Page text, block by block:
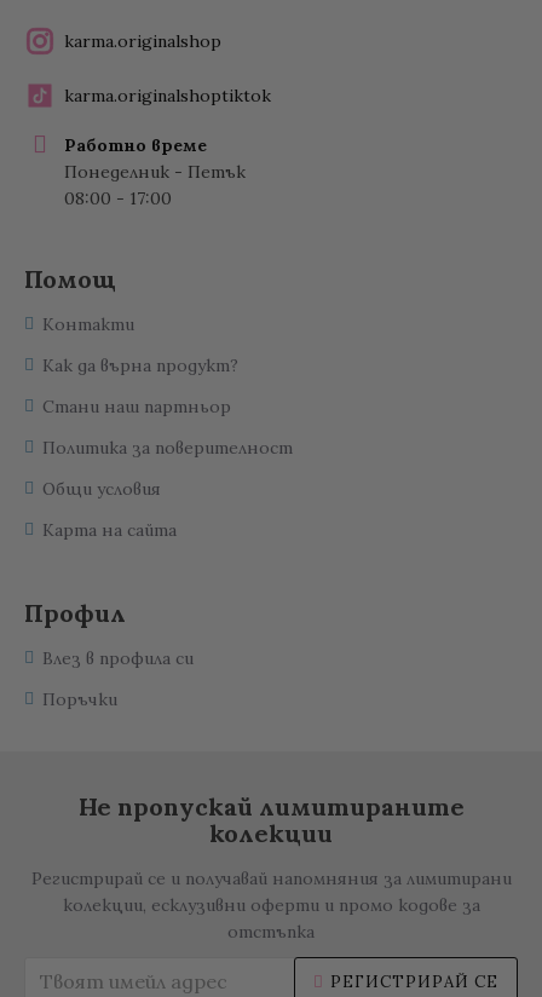
karma.originalshop
karma.originalshoptiktok
Работно време
Понеделник - Петък
08:00 - 17:00
Помощ
Контакти
Как да върна продукт?
Стани наш партньор
Политика за поверителност
Общи условия
Карта на сайта
Профил
Влез в профила си
Поръчки
Не пропускай лимитираните
колекции
Регистрирай се и получавай напомняния за лимитирани
колекции, есклузивни оферти и промо кодове за
отстъпка
РЕГИСТРИРАЙ СЕ